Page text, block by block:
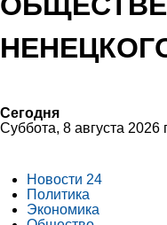
Сегодня
Суббота, 8 августа 2026
Новости 24
Политика
Экономика